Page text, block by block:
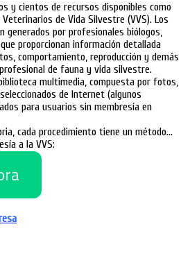
y cientos de recursos disponibles como
de Vida Silvestre (VVS). Los
generados por profesionales biólogos,
proporcionan información detallada
comportamiento, reproducción y demás
de fauna y vida silvestre.
multimedia, compuesta por fotos,
de Internet (algunos
para usuarios sin membresía en
cada procedimiento tiene un método…
a la VVS: